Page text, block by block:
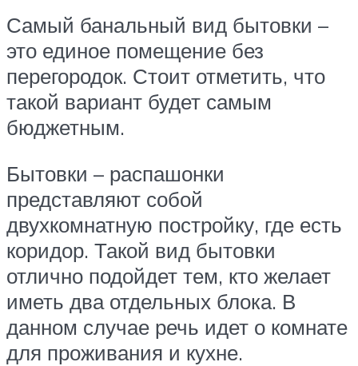
Самый банальный вид бытовки –
это единое помещение без
перегородок. Стоит отметить, что
такой вариант будет самым
бюджетным.
Бытовки – распашонки
представляют собой
двухкомнатную постройку, где есть
коридор. Такой вид бытовки
отлично подойдет тем, кто желает
иметь два отдельных блока. В
данном случае речь идет о комнате
для проживания и кухне.